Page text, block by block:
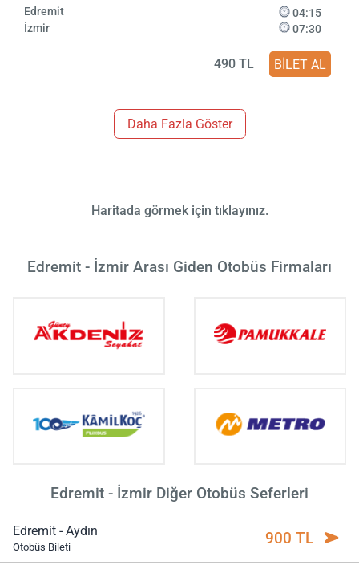
Edremit
İzmir
04:15
07:30
490 TL BİLET AL
Daha Fazla Göster
Haritada görmek için tıklayınız.
Edremit - İzmir Arası Giden Otobüs Firmaları
Edremit - İzmir Diğer Otobüs Seferleri
Edremit - Aydın
Otobüs Bileti 900 TL